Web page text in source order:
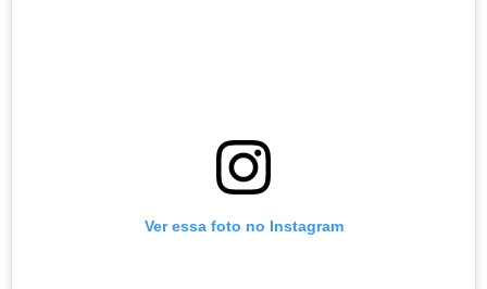
Ver essa foto no Instagram